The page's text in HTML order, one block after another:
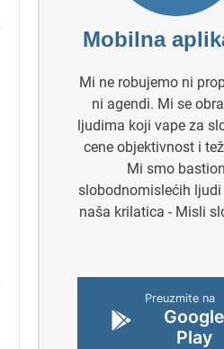
Mobilna
Mi ne robujemo ni
ni agendi. Mi se
ljudima koji vape za
cene objektivnost i
Mi smo bastion
slobodnomislećih ljudi
naša krilatica - Misli
Preuzmite na
Google
Play